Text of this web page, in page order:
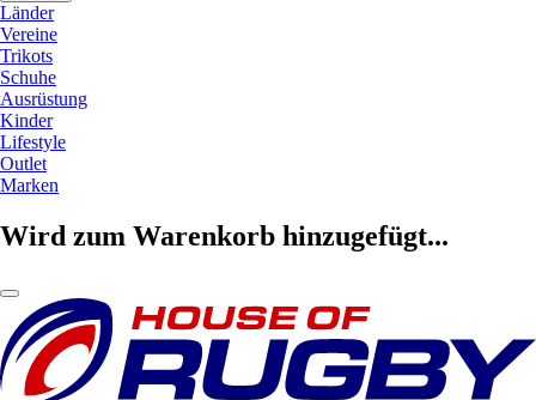
Länder
Vereine
Trikots
Schuhe
Ausrüstung
Kinder
Lifestyle
Outlet
Marken
Wird zum Warenkorb hinzugefügt...